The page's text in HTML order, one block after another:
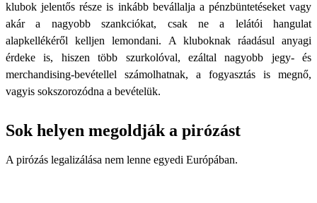
klubok jelentős része is inkább bevállalja a pénzbüntetéseket vagy
akár a nagyobb szankciókat, csak ne a lelátói hangulat
alapkellékéről kelljen lemondani. A kluboknak ráadásul anyagi
érdeke is, hiszen több szurkolóval, ezáltal nagyobb jegy- és
merchandising-bevétellel számolhatnak, a fogyasztás is megnő,
vagyis sokszorozódna a bevételük.
Sok helyen megoldják a pirózást
A pirózás legalizálása nem lenne egyedi Európában.